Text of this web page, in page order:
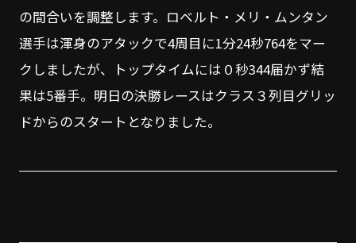
の間合いを調整します。ロベルト・メリ・ムンタン
選手は渾身のアタックで4周目に1分24秒764をマー
クしましたが、トップタイムには０秒344届かず結
果は5番手。明日の決勝レースはクラス３列目グリッ
ドからのスタートとなりました。